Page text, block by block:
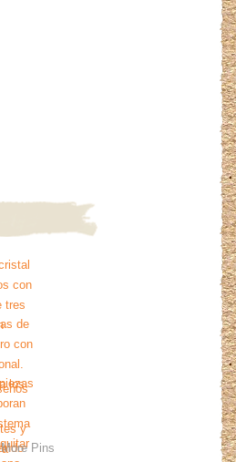
More Pins